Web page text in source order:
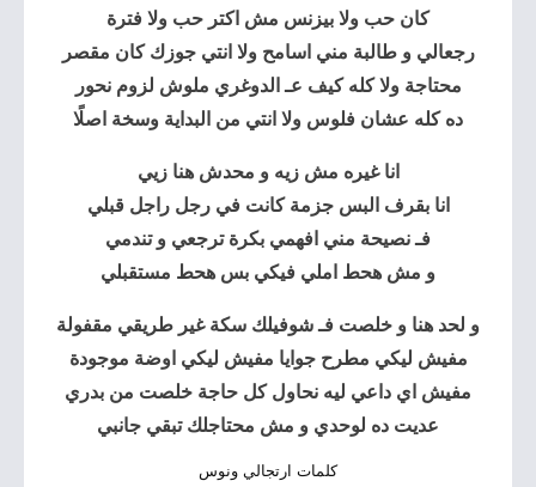
كان حب ولا بيزنس مش اكتر حب ولا فترة
رجعالي و طالبة مني اسامح ولا انتي جوزك كان مقصر
محتاجة ولا كله كيف عـ الدوغري ملوش لزوم نحور
ده كله عشان فلوس ولا انتي من البداية وسخة اصلًا
انا غيره مش زيه و محدش هنا زيي
انا بقرف البس جزمة كانت في رجل راجل قبلي
فـ نصيحة مني افهمي بكرة ترجعي و تندمي
و مش هحط املي فيكي بس هحط مستقبلي
و لحد هنا و خلصت فـ شوفيلك سكة غير طريقي مقفولة
مفيش ليكي مطرح جوايا مفيش ليكي اوضة موجودة
مفيش اي داعي ليه نحاول كل حاجة خلصت من بدري
عديت ده لوحدي و مش محتاجلك تبقي جانبي
كلمات ارتجالي ونوس